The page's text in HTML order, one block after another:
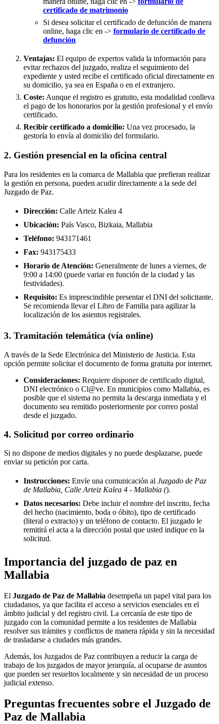
certificado de matrimonio
Si desea solicitar el certificado de defunción de manera
online, haga clic en -> formulario de certificado de
defunción
Ventajas: El equipo de expertos valida la información para
evitar rechazos del juzgado, realiza el seguimiento del
expediente y usted recibe el certificado oficial directamente en
su domicilio, ya sea en España o en el extranjero.
Coste: Aunque el registro es gratuito, esta modalidad conlleva
el pago de los honorarios por la gestión profesional y el envío
certificado.
Recibir certificado a domicilio: Una vez procesado, la
gestoría lo envía al domicilio del formulario.
2. Gestión presencial en la oficina central
Para los residentes en la comarca de Mallabia que prefieran realizar
la gestión en persona, pueden acudir directamente a la sede del
Juzgado de Paz.
Dirección: Calle Arteiz Kalea 4
Ubicación: País Vasco, Bizkaia, Mallabia
Teléfono: 943171461
Fax: 943175433
Horario de Atención: Generalmente de lunes a viernes, de
9:00 a 14:00 (puede variar en función de la ciudad y las
festividades).
Requisito: Es imprescindible presentar el DNI del solicitante.
Se recomienda llevar el Libro de Familia para agilizar la
localización de los asientos registrales.
3. Tramitación telemática (vía online)
A través de la Sede Electrónica del Ministerio de Justicia. Esta
opción permite solicitar el documento de forma gratuita por internet.
Consideraciones: Requiere disponer de certificado digital,
DNI electrónico o Cl@ve. En municipios como Mallabia, es
posible que el sistema no permita la descarga inmediata y el
documento sea remitido posteriormente por correo postal
desde el juzgado.
4. Solicitud por correo ordinario
Si no dispone de medios digitales y no puede desplazarse, puede
enviar su petición por carta.
Instrucciones: Envíe una comunicación al Juzgado de Paz
de Mallabia, Calle Arteiz Kalea 4 - Mallabia ().
Datos necesarios: Debe incluir el nombre del inscrito, fecha
del hecho (nacimiento, boda o óbito), tipo de certificado
(literal o extracto) y un teléfono de contacto. El juzgado le
remitirá el acta a la dirección postal que usted indique en la
solicitud.
Importancia del juzgado de paz en
Mallabia
El Juzgado de Paz de Mallabia desempeña un papel vital para los
ciudadanos, ya que facilita el acceso a servicios esenciales en el
ámbito judicial y del registro civil. La cercanía de este tipo de
juzgado con la comunidad permite a los residentes de Mallabia
resolver sus trámites y conflictos de manera rápida y sin la necesidad
de trasladarse a ciudades más grandes.
Además, los Juzgados de Paz contribuyen a reducir la carga de
trabajo de los juzgados de mayor jerarquía, al ocuparse de asuntos
que pueden ser resueltos localmente y sin necesidad de un proceso
judicial extenso.
Preguntas frecuentes sobre el Juzgado de
Paz de Mallabia